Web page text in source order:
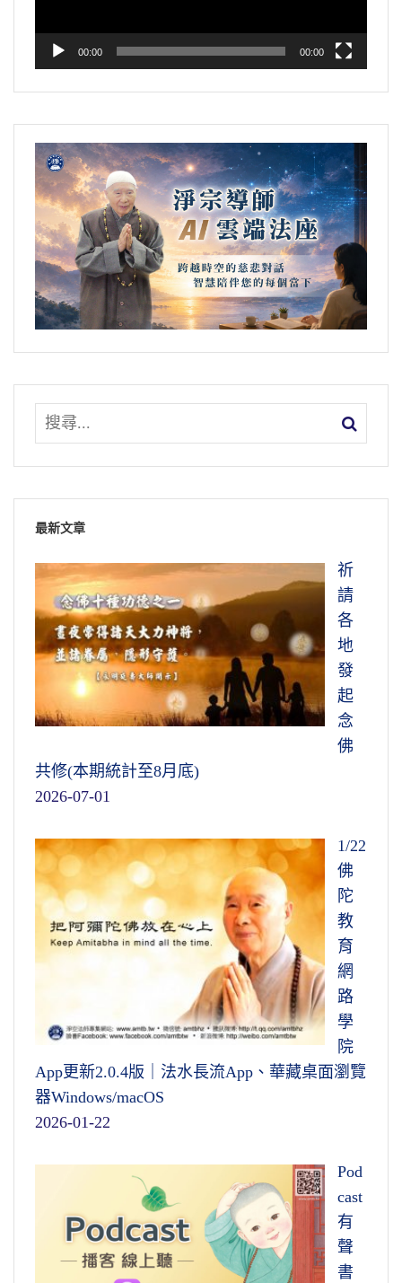
00:00 00:00
最新文章
祈
請
各
地
發
起
念
佛
共修(本期統計至8月底)
2026-07-01
1/22
佛
陀
教
育
網
路
學
院
App更新2.0.4版｜法水長流App、華藏桌面瀏覽
器Windows/macOS
2026-01-22
Pod
cast
有
聲
書